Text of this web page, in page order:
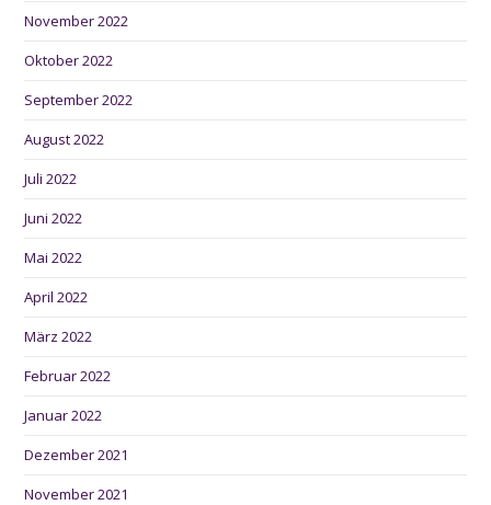
November 2022
Oktober 2022
September 2022
August 2022
Juli 2022
Juni 2022
Mai 2022
April 2022
März 2022
Februar 2022
Januar 2022
Dezember 2021
November 2021